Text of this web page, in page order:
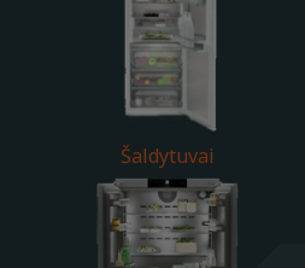
Šaldytuvai